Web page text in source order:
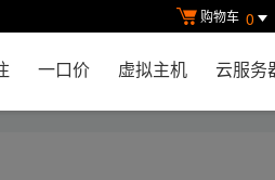
购物车 0
一口价 虚拟主机 云服务